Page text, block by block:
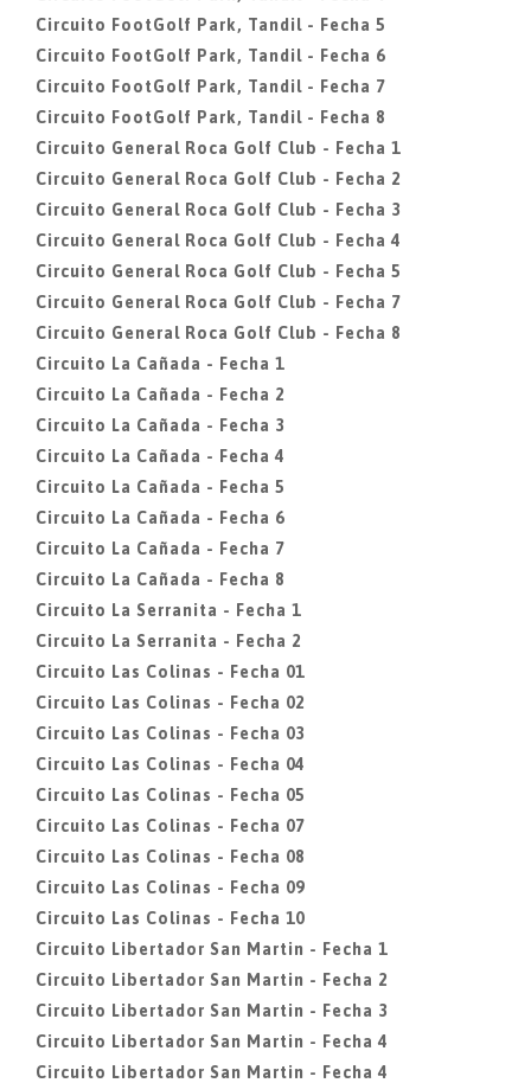
Circuito FootGolf Park, Tandil - Fecha 5
Circuito FootGolf Park, Tandil - Fecha 6
Circuito FootGolf Park, Tandil - Fecha 7
Circuito FootGolf Park, Tandil - Fecha 8
Circuito General Roca Golf Club - Fecha 1
Circuito General Roca Golf Club - Fecha 2
Circuito General Roca Golf Club - Fecha 3
Circuito General Roca Golf Club - Fecha 4
Circuito General Roca Golf Club - Fecha 5
Circuito General Roca Golf Club - Fecha 7
Circuito General Roca Golf Club - Fecha 8
Circuito La Cañada - Fecha 1
Circuito La Cañada - Fecha 2
Circuito La Cañada - Fecha 3
Circuito La Cañada - Fecha 4
Circuito La Cañada - Fecha 5
Circuito La Cañada - Fecha 6
Circuito La Cañada - Fecha 7
Circuito La Cañada - Fecha 8
Circuito La Serranita - Fecha 1
Circuito La Serranita - Fecha 2
Circuito Las Colinas - Fecha 01
Circuito Las Colinas - Fecha 02
Circuito Las Colinas - Fecha 03
Circuito Las Colinas - Fecha 04
Circuito Las Colinas - Fecha 05
Circuito Las Colinas - Fecha 07
Circuito Las Colinas - Fecha 08
Circuito Las Colinas - Fecha 09
Circuito Las Colinas - Fecha 10
Circuito Libertador San Martin - Fecha 1
Circuito Libertador San Martin - Fecha 2
Circuito Libertador San Martin - Fecha 3
Circuito Libertador San Martin - Fecha 4
Circuito Libertador San Martin - Fecha 4